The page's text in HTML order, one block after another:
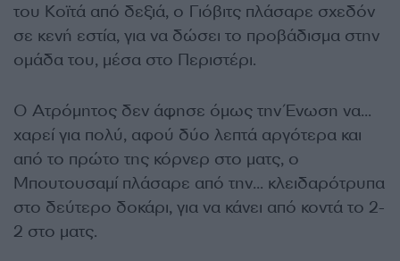
του Κοϊτά από δεξιά, ο Γιόβιτς πλάσαρε σχεδόν
σε κενή εστία, για να δώσει το προβάδισμα στην
ομάδα του, μέσα στο Περιστέρι.
Ο Ατρόμητος δεν άφησε όμως την Ένωση να…
χαρεί για πολύ, αφού δύο λεπτά αργότερα και
από το πρώτο της κόρνερ στο ματς, ο
Μπουτουσαμί πλάσαρε από την… κλειδαρότρυπα
στο δεύτερο δοκάρι, για να κάνει από κοντά το 2-
2 στο ματς.